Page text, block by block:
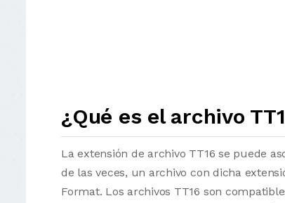
¿Qué es el archivo
La extensión de archivo TT16 se puede
de las veces, un archivo con dicha
Format. Los archivos TT16 son